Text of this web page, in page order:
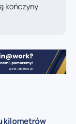
kończyny
kilometrów